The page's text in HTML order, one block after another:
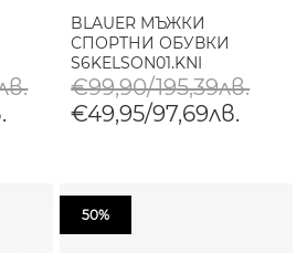
BLAUER МЪЖКИ
СПОРТНИ ОБУВКИ
S6KELSON01.KNI
SNEAKER BLACK
€99,90/195,39лв.
€49,95/97,69лв.
50%